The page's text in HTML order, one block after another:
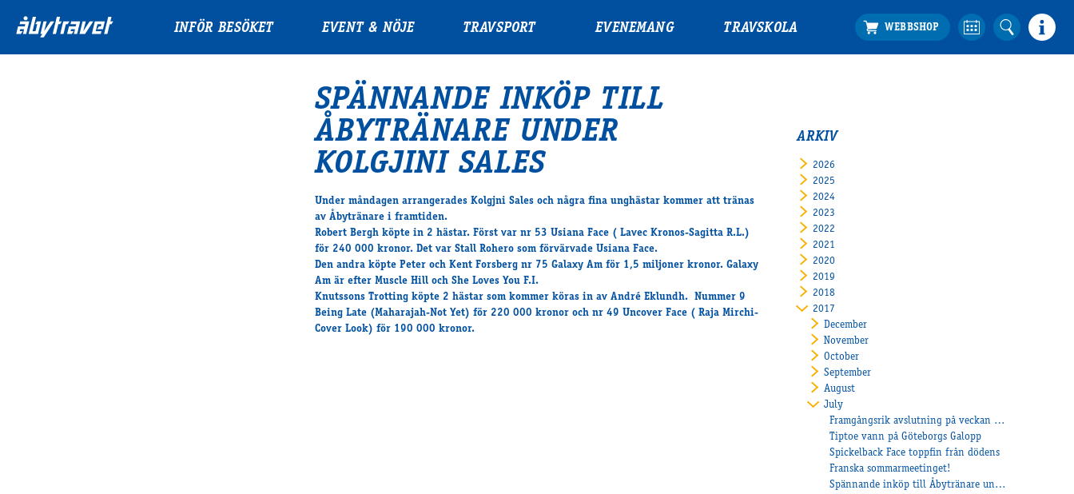
INFÖR BESÖKET EVENT & NÖJE TRAVSPORT EVENEMANG TRAVSKOLA
SPÄNNANDE INKÖP TILL
ÅBYTRÄNARE UNDER
KOLGJINI SALES
Under måndagen arrangerades Kolgjni Sales och några fina unghästar kommer att tränas
av Åbytränare i framtiden.
Robert Bergh köpte in 2 hästar. Först var nr 53 Usiana Face ( Lavec Kronos-Sagitta R.L.)
för 240 000 kronor. Det var Stall Rohero som förvärvade Usiana Face.
Den andra köpte Peter och Kent Forsberg nr 75 Galaxy Am för 1,5 miljoner kronor. Galaxy
Am är efter Muscle Hill och She Loves You F.I.
Knutssons Trotting köpte 2 hästar som kommer köras in av André Eklundh. Nummer 9
Being Late (Maharajah-Not Yet) för 220 000 kronor och nr 49 Uncover Face ( Raja Mirchi-
Cover Look) för 190 000 kronor.
ARKIV
2026
2025
2024
2023
2022
2021
2020
2019
2018
2017
December
November
October
September
August
July
Framgångsrik avslutning på veckan för Åbyhästarna
Tiptoe vann på Göteborgs Galopp
Spickelback Face toppfin från dödens
Franska sommarmeetinget!
Spännande inköp till Åbytränare under Kolgjini Sales